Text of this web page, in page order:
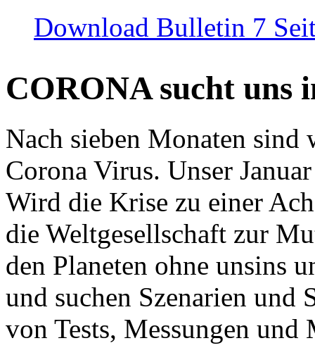
Download Bulletin 7
CORONA sucht uns
Nach sieben Monaten
Corona Virus. Unser
Wird die Krise zu einer
die Weltgesellschaft zur
den Planeten ohne unsins
und suchen Szenarien und
von Tests, Messungen und